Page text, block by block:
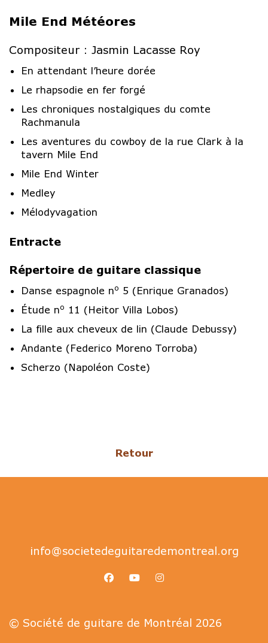
Mile End Météores
Compositeur : Jasmin Lacasse Roy
En attendant l’heure dorée
Le rhapsodie en fer forgé
Les chroniques nostalgiques du comte
Rachmanula
Les aventures du cowboy de la rue Clark à la
tavern Mile End
Mile End Winter
Medley
Mélodyvagation
Entracte
Répertoire de guitare classique
Danse espagnole no 5 (Enrique Granados)
Étude no 11 (Heitor Villa Lobos)
La fille aux cheveux de lin (Claude Debussy)
Andante (Federico Moreno Torroba)
Scherzo (Napoléon Coste)
Retour
info@societedeguitaredemontreal.org
facebookyoutubeinstagram
© Société de guitare de Montréal 2026